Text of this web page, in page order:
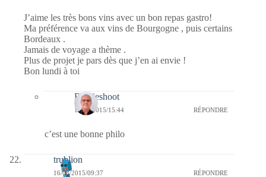
J’aime les très bons vins avec un bon repas gastro!
Ma préférence va aux vins de Bourgogne , puis certains
Bordeaux .
Jamais de voyage a thème .
Plus de projet je pars dès que j’en ai envie !
Bon lundi à toi
Bernieshoot
17/03/2015/15:44 RÉPONDRE
c’est une bonne philo
trublion
16/03/2015/09:37 RÉPONDRE